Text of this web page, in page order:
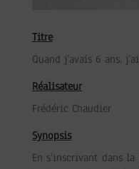
Titre
Quand j’avais 6 ans,
Réalisateur
Frédéric Chaudier
Synopsis
En s’inscrivant dans